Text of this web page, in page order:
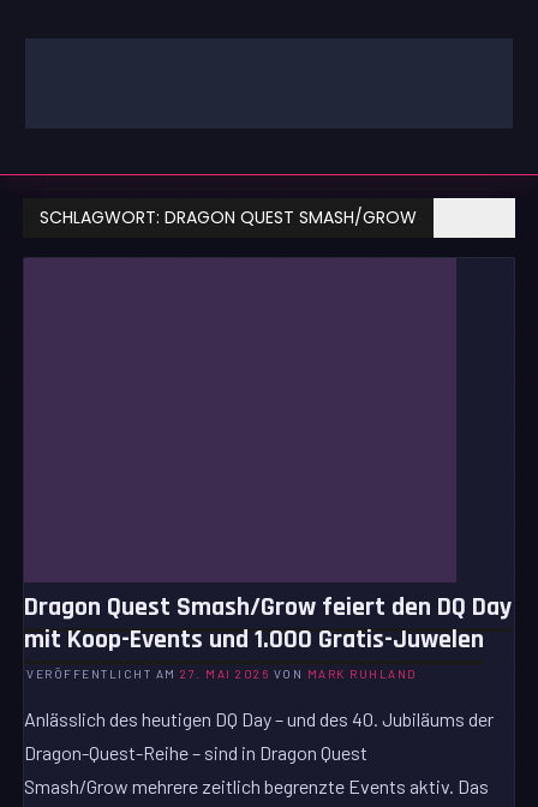
Inhalt
SCHLAGWORT:DRAGON QUEST SMASH/GROW
Dragon Quest Smash/Grow feiert den DQ Day
mit Koop-Events und 1.000 Gratis-Juwelen
VERÖFFENTLICHT AM27. MAI 2026 VON MARK RUHLAND
Anlässlich des heutigen DQ Day – und des 40. Jubiläums der
Dragon-Quest-Reihe – sind in Dragon Quest
Smash/Grow mehrere zeitlich begrenzte Events aktiv. Das